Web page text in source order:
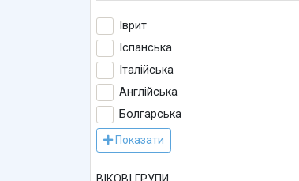
Іврит
Іспанська
Італійська
Англійська
Болгарська
Показати